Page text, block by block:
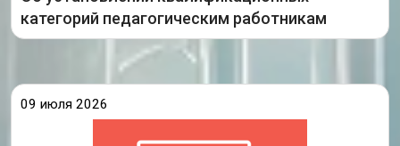
категорий педагогическим работникам
Подробнее
09 июля 2026
09 июля 2026 года состоялось заседание